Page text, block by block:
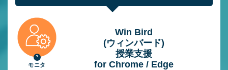
モニタ
Win Bird
(ウィンバード)
授業⽀援
for Chrome / Edge